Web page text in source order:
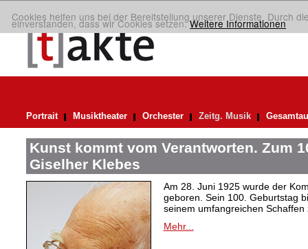
Cookies helfen uns bei der Bereitstellung unserer Dienste. Durch
einverstanden, dass wir Cookies setzen.Weitere Informationen
Portrait Musiktheater Orchester Zeitg. Musik
Kunst kommt vom Verantworten. Zum
Giselher Klebes
Am 28. Juni 1925 wurde der
geboren. Sein 100. Geburtstag
seinem umfangreichen Schaffen
Mehr...